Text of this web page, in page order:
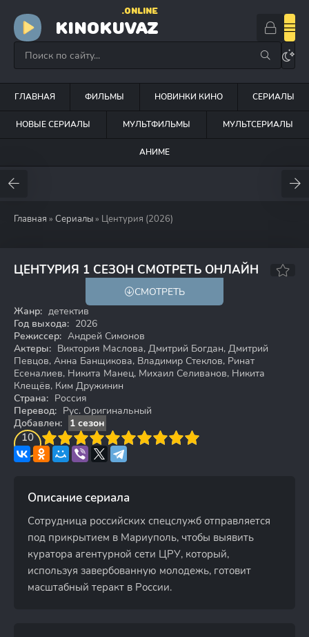
KINOKUVAZ
.ONLINE
ГЛАВНАЯ ФИЛЬМЫ НОВИНКИ КИНО СЕРИАЛЫ
НОВЫЕ СЕРИАЛЫ МУЛЬТФИЛЬМЫ МУЛЬТСЕРИАЛЫ
АНИМЕ
Главная » Сериалы » Центурия (2026)
ЦЕНТУРИЯ 1 СЕЗОН СМОТРЕТЬ ОНЛАЙН
7.8
СМОТРЕТЬ
Жанр: детектив
Год выхода: 2026
Режиссер: Андрей Симонов
Актеры: Виктория Маслова, Дмитрий Богдан, Дмитрий
Певцов, Анна Банщикова, Владимир Стеклов, Ринат
Есеналиев, Никита Манец, Михаил Селиванов, Никита
Клещёв, Ким Дружинин
Страна: Россия
Перевод: Рус. Оригинальный
Добавлен:
1 сезон
10
4 5 6 7 8 9 10
Описание сериала
Сотрудница российских спецслужб отправляется
под прикрытием в Мариуполь, чтобы выявить
куратора агентурной сети ЦРУ, который,
используя завербованную молодежь, готовит
масштабный теракт в России.